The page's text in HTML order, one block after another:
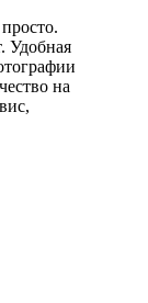
Удобная
на